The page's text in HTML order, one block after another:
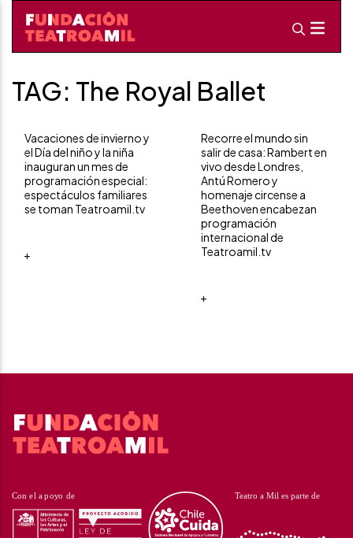
TAG: The Royal Ballet
Vacaciones de invierno y
el Día del niño y la niña
inauguran un mes de
programación especial:
espectáculos familiares
se toman Teatroamil.tv
+
Recorre el mundo sin
salir de casa: Rambert en
vivo desde Londres,
Antú Romero y
homenaje circense a
Beethoven encabezan
programación
internacional de
Teatroamil.tv
+